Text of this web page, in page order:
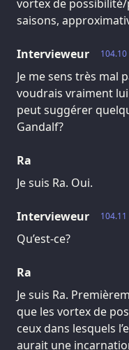
vortex de
saisons,
104.10
Intervieweur
Je me sens très mal
voudrais vraiment lui
peut suggérer
Gandalf?
Ra
Je suis Ra. Oui.
104.11
Intervieweur
Qu’est-ce?
Ra
Je suis Ra.
que les vortex de
ceux dans lesquels
aurait une